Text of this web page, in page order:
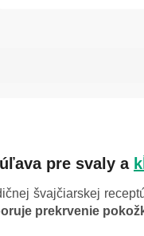
pre svaly a
švajčiarskej
prekrvenie